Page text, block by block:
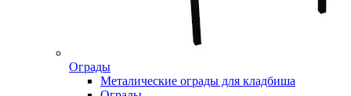
Ограды
Металические ограды для кладбиша